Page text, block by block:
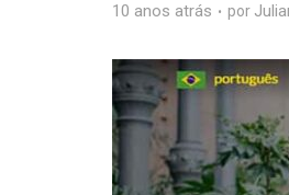
10 anos atrás por